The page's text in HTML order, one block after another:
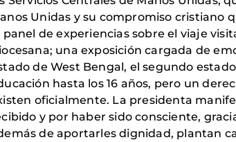
Unidas y su compromiso cristiano
panel de experiencias sobre el viaje
una exposición cargada de
de West Bengal, el segundo
hasta los 16 años, pero un
oficialmente. La presidenta
y por haber sido consciente,
de aportarles dignidad, plantan